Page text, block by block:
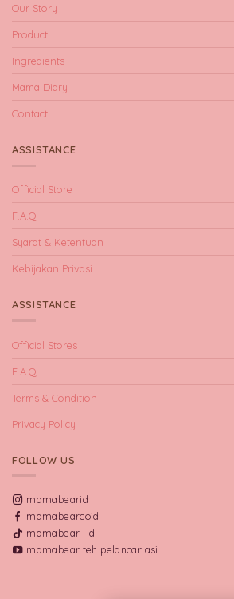
Our Story
Product
Ingredients
Mama Diary
Contact
ASSISTANCE
Official Store
F.A.Q
Syarat & Ketentuan
Kebijakan Privasi
ASSISTANCE
Official Stores
F.A.Q
Terms & Condition
Privacy Policy
FOLLOW US
mamabearid
mamabearcoid
mamabear_id
mamabear teh pelancar asi